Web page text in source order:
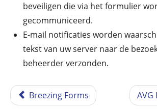
beveiligen die via het formulier
gecommuniceerd.
E-mail notificaties worden
tekst van uw server naar de
beheerder verzonden.
Breezing Forms